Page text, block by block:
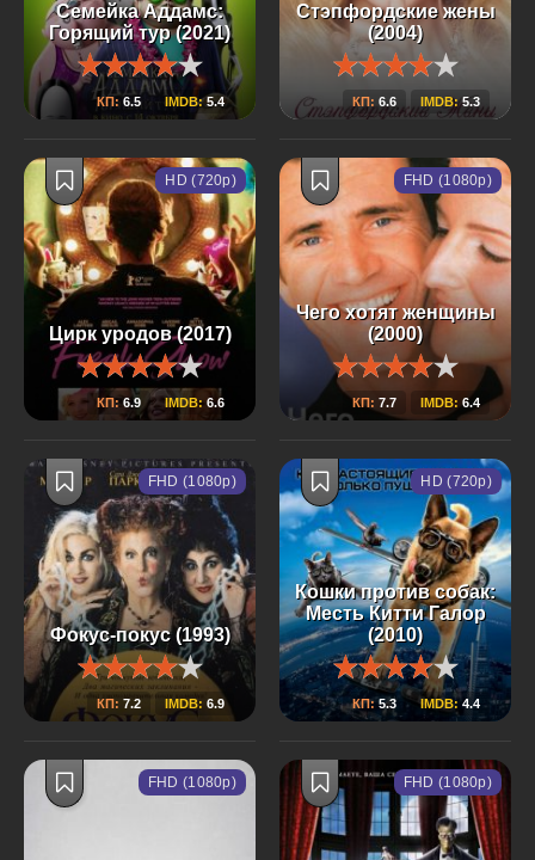
Семейка Аддамс:
Горящий тур (2021)
КП: 6.5 IMDB:5.4
Стэпфордские жены
(2004)
КП: 6.6 IMDB:5.3
Цирк уродов (2017)
КП:6.9 IMDB:6.6
HD (720p)
Чего хотят женщины
(2000)
КП: 7.7 IMDB:6.4
FHD (1080p)
Фокус-покус (1993)
КП: 7.2 IMDB: 6.9
FHD (1080p)
Кошки против собак:
Месть Китти Галор
(2010)
КП:5.3 IMDB: 4.4
HD (720p)
FHD (1080p) FHD (1080p)